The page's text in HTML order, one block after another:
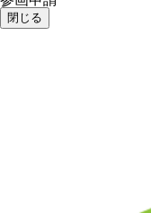
閉じる